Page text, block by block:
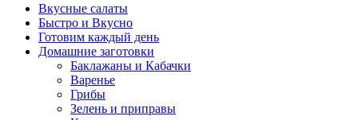
Вкусные салаты
Быстро и Вкусно
Готовим каждый день
Домашние заготовки
Баклажаны и Кабачки
Варенье
Грибы
Зелень и приправы